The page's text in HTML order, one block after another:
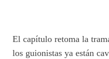
El capítulo retoma la
los guionistas ya están